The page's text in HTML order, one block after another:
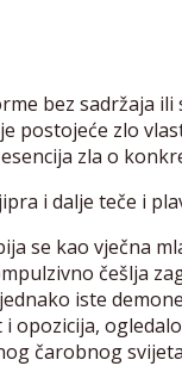
bez sadržaja ili
postojeće zlo
zla o
i dalje teče i
se kao vječna
češlja
iste
i opozicija,
čarobnog